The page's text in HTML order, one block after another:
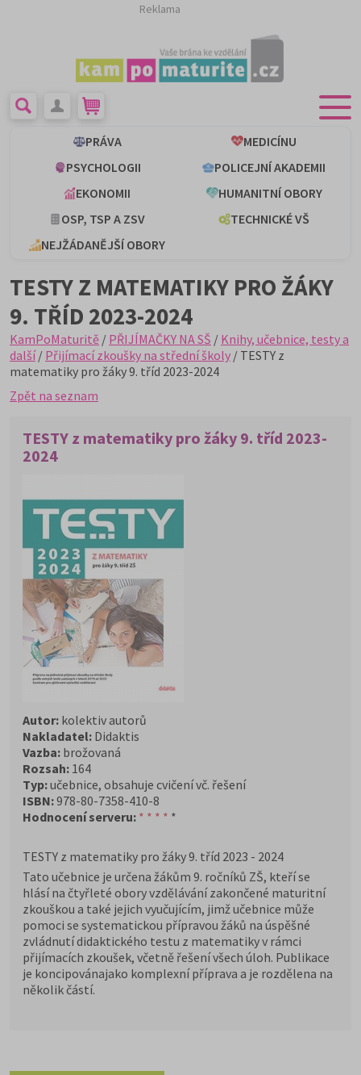
Reklama
PRÁVA
MEDICÍNU
PSYCHOLOGII
POLICEJNÍ AKADEMII
EKONOMII
HUMANITNÍ OBORY
OSP, TSP A ZSV
TECHNICKÉ VŠ
NEJŽÁDANĚJŠÍ OBORY
TESTY Z MATEMATIKY PRO ŽÁKY
9. TŘÍD 2023-2024
KamPoMaturitě / PŘIJÍMAČKY NA SŠ / Knihy, učebnice, testy a
další/ Přijímací zkoušky na střední školy / TESTY z
matematiky pro žáky 9. tříd 2023-2024
Zpět na seznam
TESTY z matematiky pro žáky 9. tříd 2023-
2024
Autor: kolektiv autorů
Nakladatel: Didaktis
Vazba: brožovaná
Rozsah: 164
Typ:učebnice, obsahuje cvičení vč. řešení
ISBN:978-80-7358-410-8
Hodnocení serveru: * * * * *
TESTY z matematiky pro žáky 9. tříd 2023 - 2024
Tato učebnice je určena žákům 9. ročníků ZŠ, kteří se
hlásí na čtyřleté obory vzdělávání zakončené maturitní
zkouškou a také jejich vyučujícím, jimž učebnice může
pomoci se systematickou přípravou žáků na úspěšné
zvládnutí didaktického testu z matematiky v rámci
přijímacích zkoušek, včetně řešení všech úloh. Publikace
je koncipovánajako komplexní příprava a je rozdělena na
několik částí.